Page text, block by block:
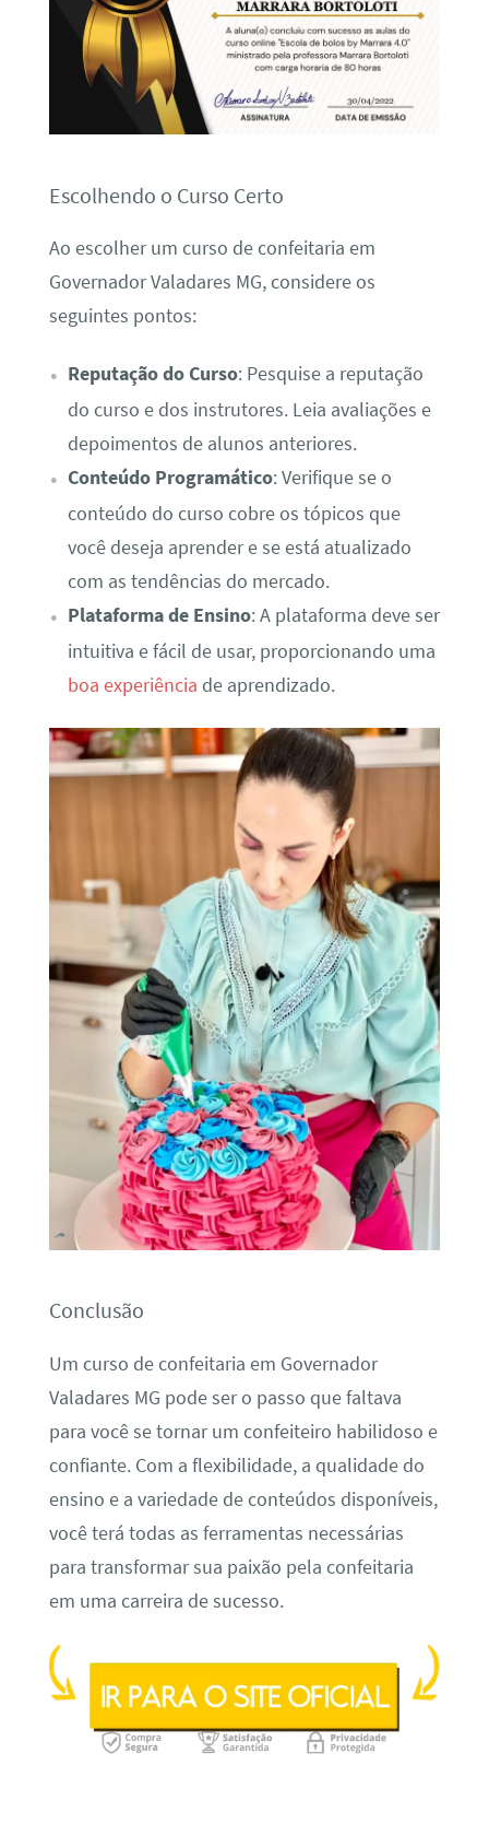
Escolhendo o Curso Certo
Ao escolher um curso de confeitaria em
Governador Valadares MG, considere os
seguintes pontos:
Reputação do Curso: Pesquise a reputação
do curso e dos instrutores. Leia avaliações e
depoimentos de alunos anteriores.
Conteúdo Programático: Verifique se o
conteúdo do curso cobre os tópicos que
você deseja aprender e se está atualizado
com as tendências do mercado.
Plataforma de Ensino: A plataforma deve ser
intuitiva e fácil de usar, proporcionando uma
boa experiência de aprendizado.
Conclusão
Um curso de confeitaria em Governador
Valadares MG pode ser o passo que faltava
para você se tornar um confeiteiro habilidoso e
confiante. Com a flexibilidade, a qualidade do
ensino e a variedade de conteúdos disponíveis,
você terá todas as ferramentas necessárias
para transformar sua paixão pela confeitaria
em uma carreira de sucesso.